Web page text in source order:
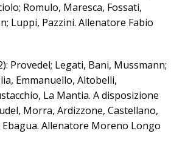
Romulo, Maresca, Fossati,
Luppi, Pazzini. Allenatore Fabio
Provedel; Legati, Bani, Mussmann;
Emmanuello, Altobelli,
La Mantia. A disposizione
Morra, Ardizzone, Castellano,
Allenatore Moreno Longo